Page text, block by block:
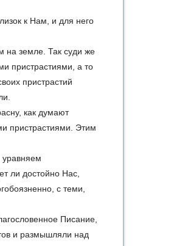
к Нам, и для него
на земле. Так суди же
пристрастиями, а то
пристрастий
как думают
пристрастиями. Этим
ли достойно Нас,
с теми,
Писание,
и размышляли над